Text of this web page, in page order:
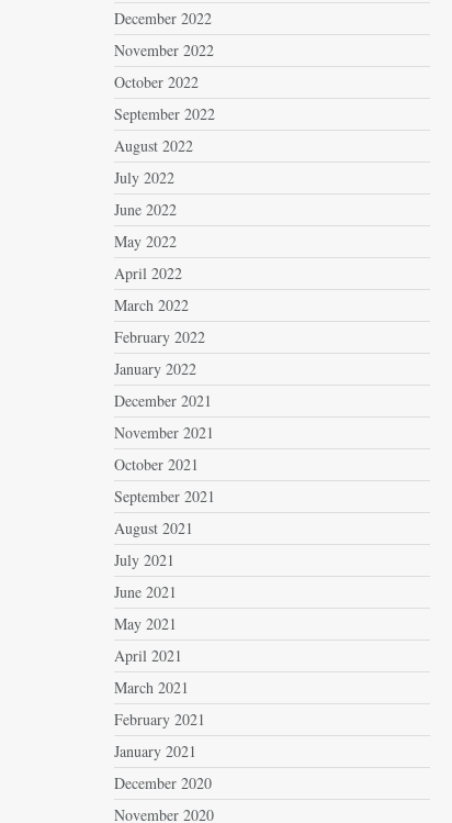
December 2022
November 2022
October 2022
September 2022
August 2022
July 2022
June 2022
May 2022
April 2022
March 2022
February 2022
January 2022
December 2021
November 2021
October 2021
September 2021
August 2021
July 2021
June 2021
May 2021
April 2021
March 2021
February 2021
January 2021
December 2020
November 2020